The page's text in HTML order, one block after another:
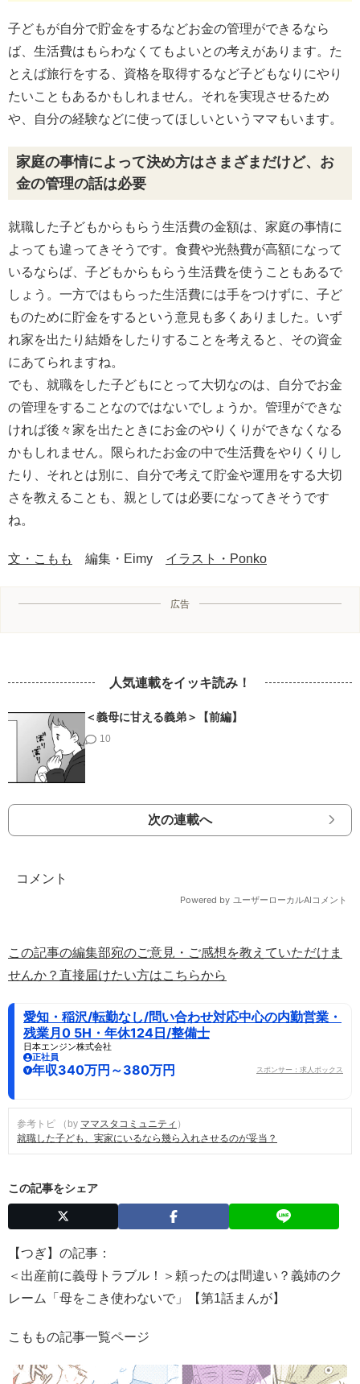
子どもが自分で貯金をするなどお金の管理ができるなら
ば、生活費はもらわなくてもよいとの考えがあります。た
とえば旅行をする、資格を取得するなど子どもなりにやり
たいこともあるかもしれません。それを実現させるため
や、自分の経験などに使ってほしいというママもいます。
家庭の事情によって決め方はさまざまだけど、お
金の管理の話は必要
就職した子どもからもらう生活費の金額は、家庭の事情に
よっても違ってきそうです。食費や光熱費が高額になって
いるならば、子どもからもらう生活費を使うこともあるで
しょう。一方ではもらった生活費には手をつけずに、子ど
ものために貯金をするという意見も多くありました。いず
れ家を出たり結婚をしたりすることを考えると、その資金
にあてられますね。
でも、就職をした子どもにとって大切なのは、自分でお金
の管理をすることなのではないでしょうか。管理ができな
ければ後々家を出たときにお金のやりくりができなくなる
かもしれません。限られたお金の中で生活費をやりくりし
たり、それとは別に、自分で考えて貯金や運用をする大切
さを教えることも、親としては必要になってきそうです
ね。
文・こもも 編集・Eimy イラスト・Ponko
広告
人気連載をイッキ読み！
＜義母に甘える義弟＞【前編】
10
次の連載へ
この記事の編集部宛のご意見・ご感想を教えていただけま
せんか？直接届けたい方はこちらから
愛知・稲沢/転勤なし/問い合わせ対応中心の内勤営業・
残業月0 5H・年休124日/整備士
日本エンジン株式会社
正社員
年収340万円～380万円 スポンサー：求人ボックス
参考トピ （by ママスタコミュニティ ）
就職した子ども、実家にいるなら幾ら入れさせるのが妥当？
この記事をシェア
【つぎ】の記事：
＜出産前に義母トラブル！＞頼ったのは間違い？義姉のク
レーム「母をこき使わないで」【第1話まんが】
こももの記事一覧ページ